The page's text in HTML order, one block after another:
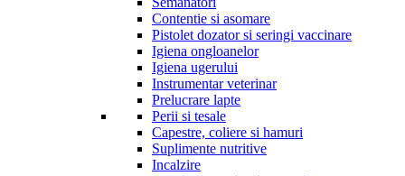
Contentie si asomare
Pistolet dozator si seringi vaccinare
Igiena ongloanelor
Igiena ugerului
Instrumentar veterinar
Prelucrare lapte
Perii si tesale
Capestre, coliere si hamuri
Suplimente nutritive
Incalzire